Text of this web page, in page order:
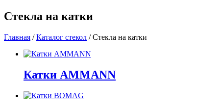
Стекла на катки
Главная /Каталог стекол /Стекла на катки
Катки AMMANN